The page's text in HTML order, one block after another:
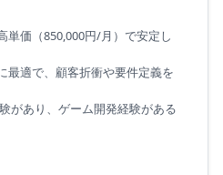
単価（850,000円/月）で安定し
最適で、顧客折衝や要件定義を
があり、ゲーム開発経験がある